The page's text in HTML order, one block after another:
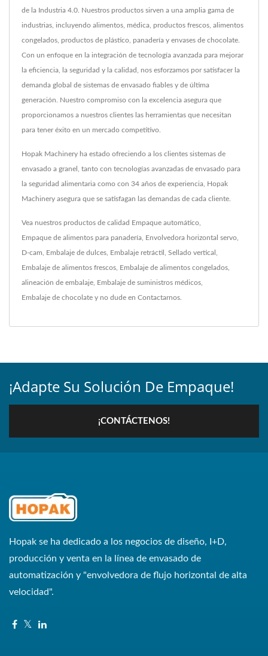
de la Industria 4.0. Nuestros productos sirven a una amplia gama de
industrias, incluyendo alimentos, médica, productos frescos, alimentos
congelados, productos de plástico, panadería y envases de chocolate.
Con un enfoque en la integración de tecnología avanzada para mejorar
la eficiencia, la seguridad y la calidad, nos esforzamos por satisfacer la
demanda global de sistemas de envasado fiables y de última
generación. Nuestro compromiso con la excelencia asegura que
proporcionamos a nuestros clientes las herramientas que necesitan
para tener éxito en un mercado competitivo.
Hopak Machinery ha estado ofreciendo a los clientes sistemas de
envasado a granel, tanto con tecnologías avanzadas de envasado para
la seguridad alimentaria como con 34 años de experiencia, Hopak
Machinery asegura que se satisfagan las demandas de cada cliente.
Vea nuestros productos de calidad Empaque automático
Empaque de alimentos para panadería Envolvedora horizontal servo
D-cam Embalaje de dulces Embalaje retráctil Sellado vertical
Embalaje de alimentos frescos Embalaje de alimentos congelados
alineación de embalaje Embalaje de suministros médicos
Embalaje de chocolate y no dude en Contactarnos
¡Adapte Su Solución De Empaque!
¡CONTÁCTENOS!
Hopak se ha dedicado a los negocios de diseño, I+D,
producción y venta en la línea de envasado de
automatización y "envolvedora de flujo horizontal de alta
velocidad".